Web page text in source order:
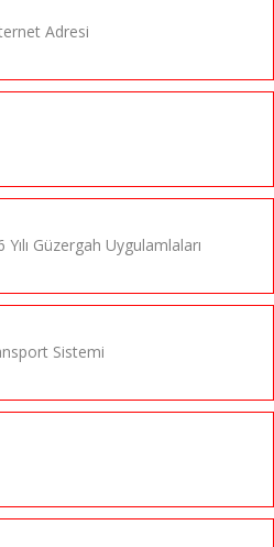
Adresi
Güzergah Uygulamlaları
Sistemi